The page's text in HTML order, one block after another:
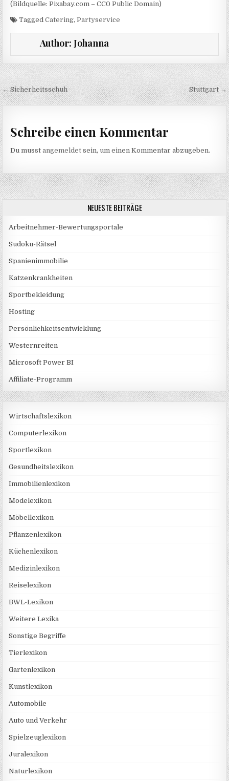
(Bildquelle: Pixabay.com – CC0 Public Domain)
TaggedCatering,Partyservice
Author: Johanna
Beitragsnavigation
← Sicherheitsschuh Stuttgart →
Schreibe einen Kommentar
Du musstangemeldet sein, um einen Kommentar abzugeben.
NEUESTE BEITRÄGE
Arbeitnehmer-Bewertungsportale
Sudoku-Rätsel
Spanienimmobilie
Katzenkrankheiten
Sportbekleidung
Hosting
Persönlichkeitsentwicklung
Westernreiten
Microsoft Power BI
Affiliate-Programm
Wirtschaftslexikon
Computerlexikon
Sportlexikon
Gesundheitslexikon
Immobilienlexikon
Modelexikon
Möbellexikon
Pflanzenlexikon
Küchenlexikon
Medizinlexikon
Reiselexikon
BWL-Lexikon
Weitere Lexika
Sonstige Begriffe
Tierlexikon
Gartenlexikon
Kunstlexikon
Automobile
Auto und Verkehr
Spielzeuglexikon
Juralexikon
Naturlexikon